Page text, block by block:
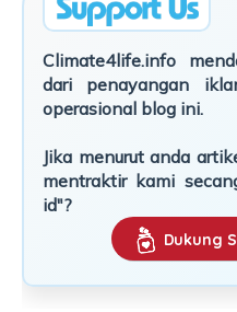
Climate4life.info
dari penayangan
operasional blog ini.
Jika menurut anda
mentraktir kami
id"?
Dukung